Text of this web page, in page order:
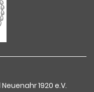
1920 e.V.